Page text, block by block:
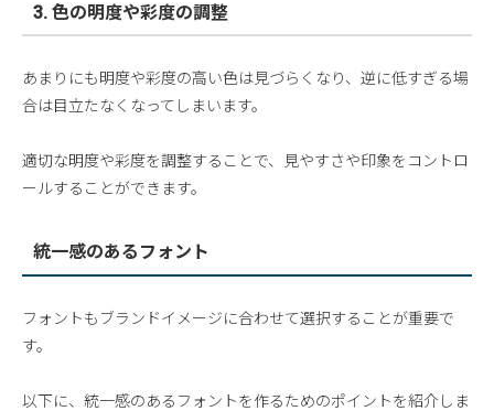
3. 色の明度や彩度の調整
あまりにも明度や彩度の高い色は見づらくなり、逆に低すぎる場
合は目立たなくなってしまいます。
適切な明度や彩度を調整することで、見やすさや印象をコントロ
ールすることができます。
統一感のあるフォント
フォントもブランドイメージに合わせて選択することが重要で
す。
以下に、統一感のあるフォントを作るためのポイントを紹介しま